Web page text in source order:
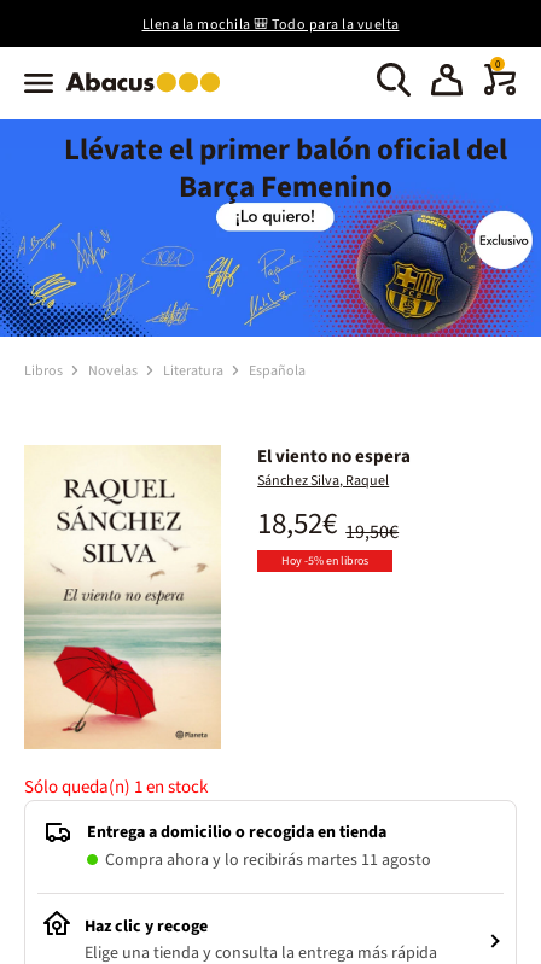
Llena la mochila 🎒 Todo para la vuelta
0
Llévate el primer balón oficial del
Barça Femenino
Libros Novelas Literatura Española
El viento no espera
Sánchez Silva, Raquel
19,50€
18,52€
Hoy -5% en libros
Sólo queda(n) 1en stock
Entrega a domicilio o recogida en tienda
Compra ahora y lo recibirás martes 11 agosto
Haz clic y recoge
Elige una tienda y consulta la entrega más rápida